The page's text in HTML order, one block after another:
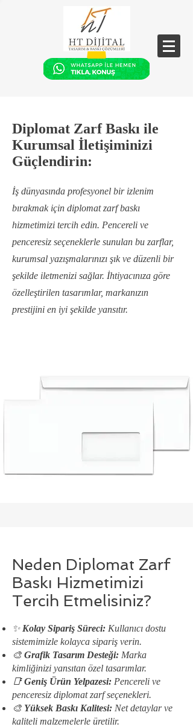
Diplomat Zarf Baskı ile
Kurumsal İletişiminizi
Güçlendirin:
İş dünyasında profesyonel bir izlenim
bırakmak için diplomat zarf baskı
hizmetimizi tercih edin. Pencereli ve
penceresiz seçeneklerle sunulan bu zarflar,
kurumsal yazışmalarınızı şık ve düzenli bir
şekilde iletmenizi sağlar. İhtiyacınıza göre
özelleştirilen tasarımlar, markanızın
prestijini en iyi şekilde yansıtır.
Neden Diplomat Zarf
Baskı Hizmetimizi
Tercih Etmelisiniz?
✨ Kolay Sipariş Süreci: Kullanıcı dostu
sistemimizle kolayca sipariş verin.
🎨Grafik Tasarım Desteği: Marka
kimliğinizi yansıtan özel tasarımlar.
📑Geniş Ürün Yelpazesi: Pencereli ve
penceresiz diplomat zarf seçenekleri.
🎨 Yüksek Baskı Kalitesi: Net detaylar ve
kaliteli malzemelerle üretilir.